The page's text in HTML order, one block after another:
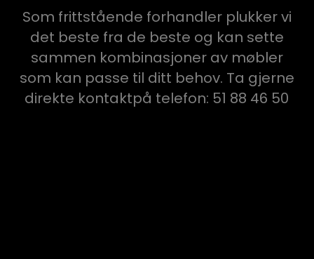
Som frittstående forhandler plukker vi
det beste fra de beste og kan sette
sammen kombinasjoner av møbler
som kan passe til ditt behov. Ta gjerne
direkte kontaktpå telefon: 51 88 46 50